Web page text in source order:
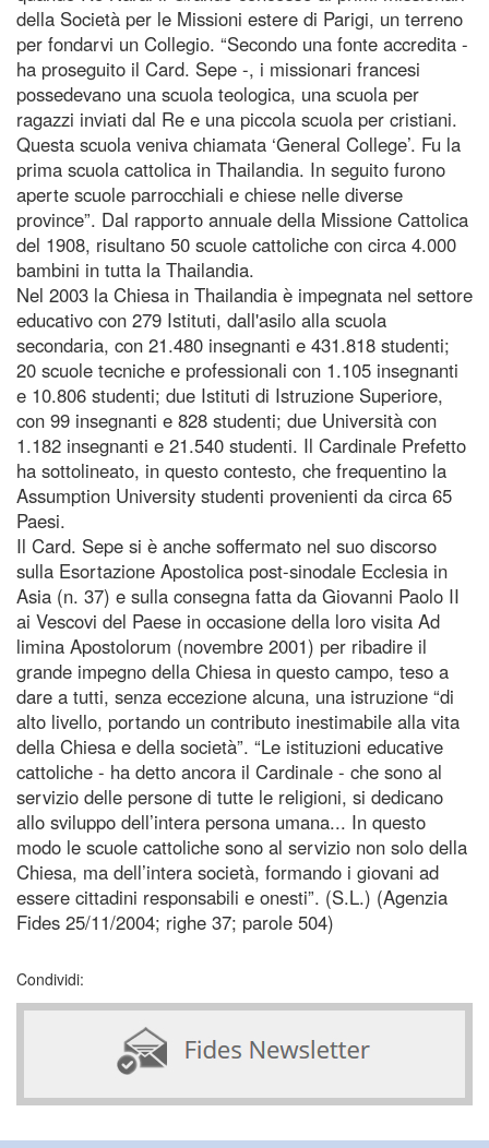
della Società per le Missioni estere di Parigi, un terreno
per fondarvi un Collegio. “Secondo una fonte accredita -
ha proseguito il Card. Sepe -, i missionari francesi
possedevano una scuola teologica, una scuola per
ragazzi inviati dal Re e una piccola scuola per cristiani.
Questa scuola veniva chiamata ‘General College’. Fu la
prima scuola cattolica in Thailandia. In seguito furono
aperte scuole parrocchiali e chiese nelle diverse
province”. Dal rapporto annuale della Missione Cattolica
del 1908, risultano 50 scuole cattoliche con circa 4.000
bambini in tutta la Thailandia.
Nel 2003 la Chiesa in Thailandia è impegnata nel settore
educativo con 279 Istituti, dall'asilo alla scuola
secondaria, con 21.480 insegnanti e 431.818 studenti;
20 scuole tecniche e professionali con 1.105 insegnanti
e 10.806 studenti; due Istituti di Istruzione Superiore,
con 99 insegnanti e 828 studenti; due Università con
1.182 insegnanti e 21.540 studenti. Il Cardinale Prefetto
ha sottolineato, in questo contesto, che frequentino la
Assumption University studenti provenienti da circa 65
Paesi.
Il Card. Sepe si è anche soffermato nel suo discorso
sulla Esortazione Apostolica post-sinodale Ecclesia in
Asia (n. 37) e sulla consegna fatta da Giovanni Paolo II
ai Vescovi del Paese in occasione della loro visita Ad
limina Apostolorum (novembre 2001) per ribadire il
grande impegno della Chiesa in questo campo, teso a
dare a tutti, senza eccezione alcuna, una istruzione “di
alto livello, portando un contributo inestimabile alla vita
della Chiesa e della società”. “Le istituzioni educative
cattoliche - ha detto ancora il Cardinale - che sono al
servizio delle persone di tutte le religioni, si dedicano
allo sviluppo dell’intera persona umana... In questo
modo le scuole cattoliche sono al servizio non solo della
Chiesa, ma dell’intera società, formando i giovani ad
essere cittadini responsabili e onesti”. (S.L.) (Agenzia
Fides 25/11/2004; righe 37; parole 504)
Condividi: